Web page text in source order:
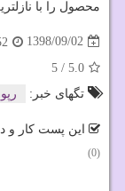
محصول را با
1398/09/02
5.0
/
5
تگهای خبر:
این پست کار و
(0)